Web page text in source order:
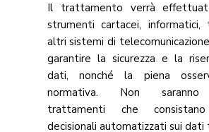
Il trattamento verrà
strumenti cartacei, informatici,
altri sistemi di
garantire la sicurezza e la
dati, nonché la piena
normativa. Non
trattamenti che consistano
decisionali automatizzati sui